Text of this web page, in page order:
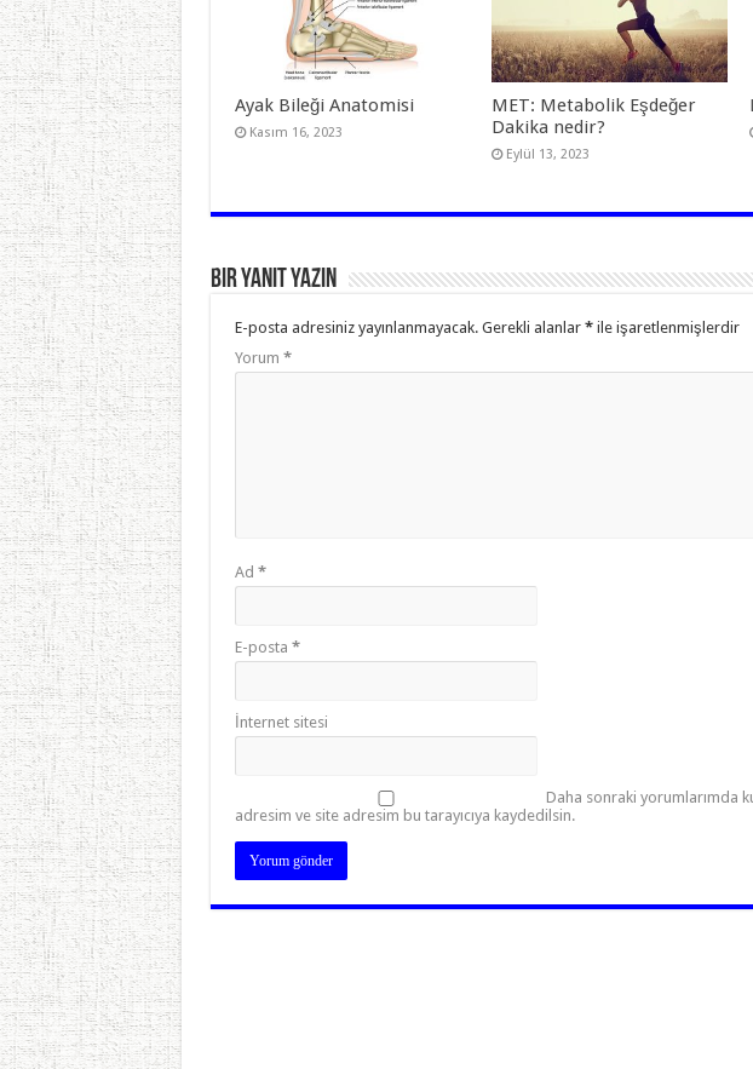
Ayak Bileği Anatomisi
Kasım 16, 2023
MET: Metabolik Eşdeğer
Dakika nedir?
Eylül 13, 2023
Bir yanıt yazın
E-posta adresiniz yayınlanmayacak. Gerekli alanlar *ile işaretlenmişlerdir
Yorum *
Ad *
E-posta *
İnternet sitesi
Daha sonraki yorumlarımda
adresim ve site adresim bu tarayıcıya kaydedilsin.